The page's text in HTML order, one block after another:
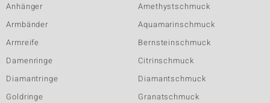
Anhänger
Armbänder
Armreife
Damenringe
Diamantringe
Goldringe
Amethystschmuck
Aquamarinschmuck
Bernsteinschmuck
Citrinschmuck
Diamantschmuck
Granatschmuck